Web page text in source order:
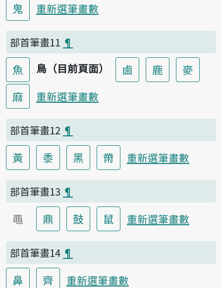
鬼
重新選筆畫數
部首筆畫11 ¶
魚 鳥（目前頁面） 鹵 鹿
麥
麻
重新選筆畫數
部首筆畫12 ¶
黃 黍 黑 黹 重新選筆畫數
部首筆畫13 ¶
黽 鼎 鼓 鼠 重新選筆畫數
部首筆畫14 ¶
鼻 齊 重新選筆畫數